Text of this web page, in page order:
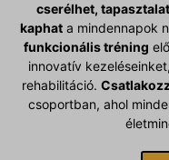
cserélhet,
kaphat a mindennapok
funkcionális tréning
innovatív
rehabilitáció.
csoportban, ahol